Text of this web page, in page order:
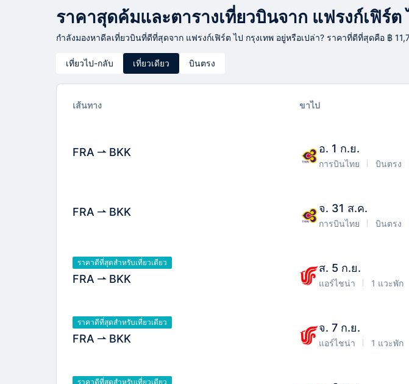
ราคาสุดค้มและตารางเที่ยวบินจาก แฟรงก์เฟิร์ต
กำลังมองหาดีลเที่ยวบินที่ดีที่สุดจาก แฟรงก์เฟิร์ต ไป กรุงเทพ อยู่หรือเปล่า? ราคาที่ดีที่สุดคือ ฿
เที่ยวไป-กลับ เที่ยวเดียว บินตรง
เส้นทาง ขาไป
FRA BKK อ. 1 ก.ย.
การบินไทย บินตรง
FRA BKK จ. 31 ส.ค.
การบินไทย บินตรง
ราคาดีที่สุดสำหรับเที่ยวเดียว
FRA BKK
ส. 5 ก.ย.
แอร์ไชน่า 1 แวะพัก
ราคาดีที่สุดสำหรับเที่ยวเดียว
FRA BKK
จ. 7 ก.ย.
แอร์ไชน่า 1 แวะพัก
ราคาดีที่สุดสำหรับเที่ยวเดียว